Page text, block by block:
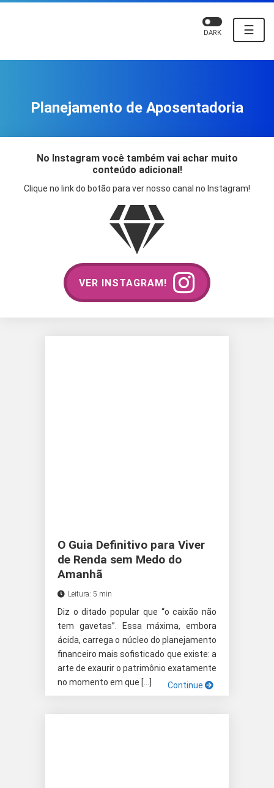
☰
DARK
Planejamento de Aposentadoria
No Instagram você também vai achar muito
conteúdo adicional!
Clique no link do botão para ver nosso canal no Instagram!
VER INSTAGRAM!
O Guia Definitivo para Viver
de Renda sem Medo do
Amanhã
Leitura: 5 min
Diz o ditado popular que “o caixão não
tem gavetas”. Essa máxima, embora
ácida, carrega o núcleo do planejamento
financeiro mais sofisticado que existe: a
arte de exaurir o patrimônio exatamente
no momento em que […]
Continue